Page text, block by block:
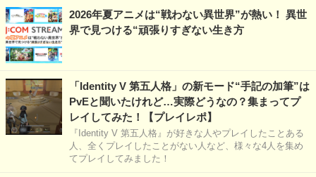
2026年夏アニメは“戦わない異世界”が熱い！ 異世
界で見つける“頑張りすぎない生き方
「Identity V 第五人格」の新モード“手記の加筆”は
PvEと聞いたけれど…実際どうなの？集まってプ
レイしてみた！【プレイレポ】
『Identity V 第五人格』が好きな人やプレイしたことある
人、全くプレイしたことがない人など、様々な4人を集め
てプレイしてみました！